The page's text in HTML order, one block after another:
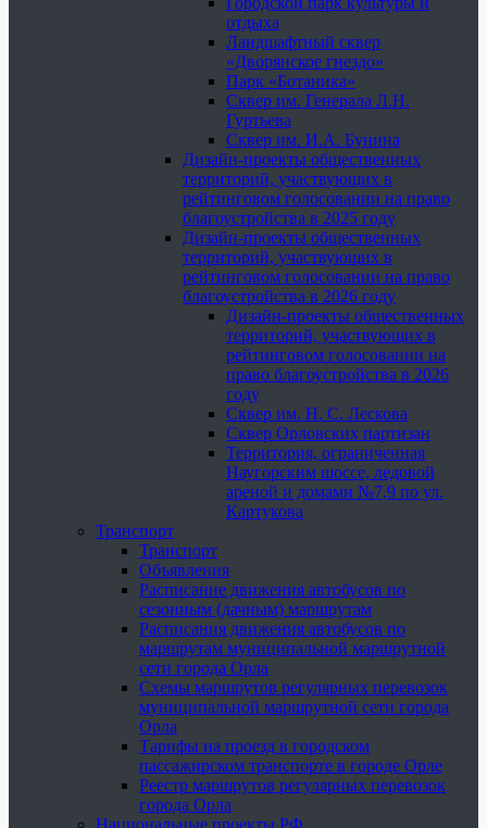
отдыха
Ландшафтный сквер
«Дворянское гнездо»
Парк «Ботаника»
Сквер им. Генерала Л.Н.
Гуртьева
Сквер им. И.А. Бунина
Дизайн-проекты общественных
территорий, участвующих в
рейтинговом голосовании на право
благоустройства в 2025 году
Дизайн-проекты общественных
территорий, участвующих в
рейтинговом голосовании на право
благоустройства в 2026 году
Дизайн-проекты общественных
территорий, участвующих в
рейтинговом голосовании на
право благоустройства в 2026
году
Сквер им. Н. С. Лескова
Сквер Орловских партизан
Территория, ограниченная
Наугорским шоссе, ледовой
ареной и домами №7,9 по ул.
Картукова
Транспорт
Транспорт
Объявления
Расписание движения автобусов по
сезонным (дачным) маршрутам
Расписания движения автобусов по
маршрутам муниципальной маршрутной
сети города Орла
Схемы маршрутов регулярных перевозок
муниципальной маршрутной сети города
Орла
Тарифы на проезд в городском
пассажирском транспорте в городе Орле
Реестр маршрутов регулярных перевозок
города Орла
Национальные проекты РФ